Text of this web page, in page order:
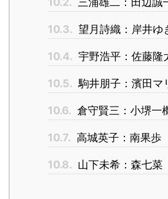
10.3. 望月詩織：岸井ゆ
10.4. 宇野浩平：佐藤隆
10.5. 駒井朋子：濱田マ
10.6. 倉守賢三：小堺一
10.7. 高城英子：南果歩
10.8. 山下未希：森七菜